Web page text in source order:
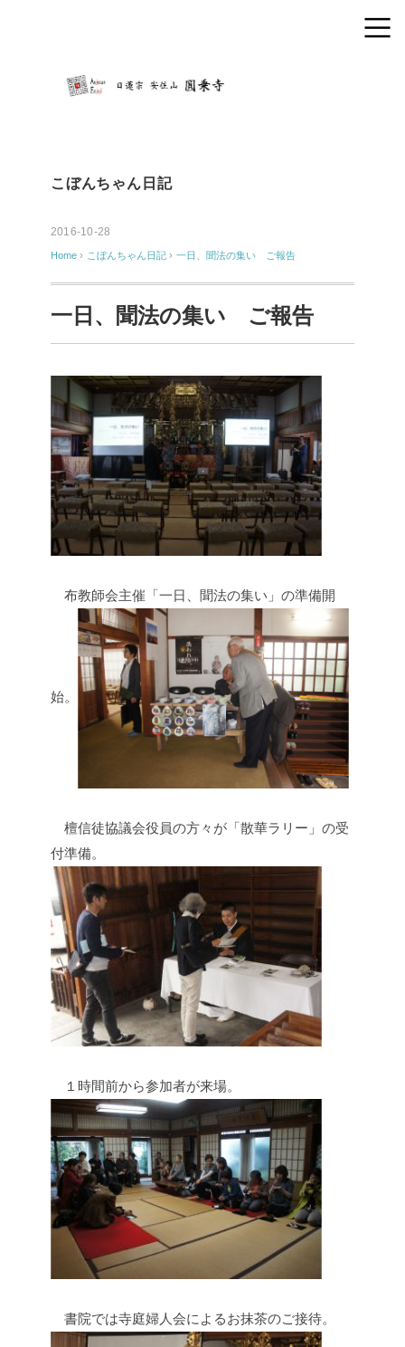
こぼんちゃん日記
2016-10-28
Home › こぼんちゃん日記 › 一日、聞法の集い ご報告
一日、聞法の集い ご報告
布教師会主催「一日、聞法の集い」の準備開
始。
檀信徒協議会役員の方々が「散華ラリー」の受
付準備。
１時間前から参加者が来場。
書院では寺庭婦人会によるお抹茶のご接待。